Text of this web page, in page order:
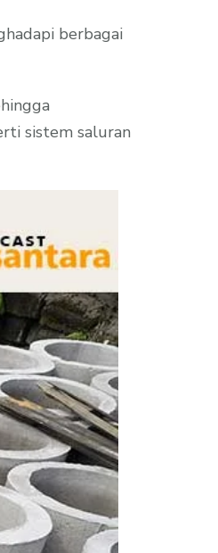
berbagai
sistem saluran